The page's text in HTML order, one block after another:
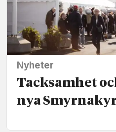
Nyheter
Tacksamhet
nya